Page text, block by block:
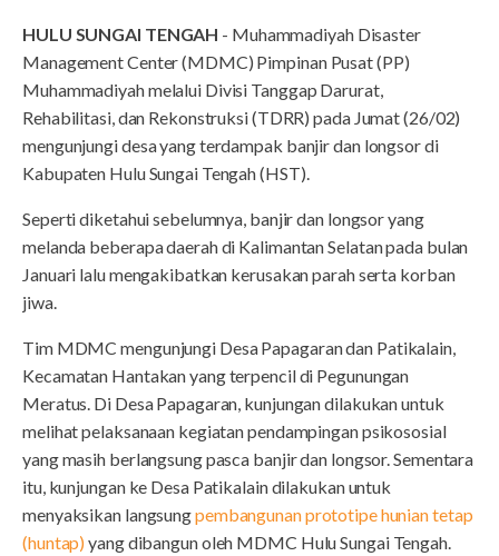
HULU SUNGAI TENGAH - Muhammadiyah Disaster
Management Center (MDMC) Pimpinan Pusat (PP)
Muhammadiyah melalui Divisi Tanggap Darurat,
Rehabilitasi, dan Rekonstruksi (TDRR) pada Jumat (26/02)
mengunjungi desa yang terdampak banjir dan longsor di
Kabupaten Hulu Sungai Tengah (HST).
Seperti diketahui sebelumnya, banjir dan longsor yang
melanda beberapa daerah di Kalimantan Selatan pada bulan
Januari lalu mengakibatkan kerusakan parah serta korban
jiwa.
Tim MDMC mengunjungi Desa Papagaran dan Patikalain,
Kecamatan Hantakan yang terpencil di Pegunungan
Meratus. Di Desa Papagaran, kunjungan dilakukan untuk
melihat pelaksanaan kegiatan pendampingan psikososial
yang masih berlangsung pasca banjir dan longsor. Sementara
itu, kunjungan ke Desa Patikalain dilakukan untuk
menyaksikan langsungpembangunan prototipe hunian tetap
(huntap) yang dibangun oleh MDMC Hulu Sungai Tengah.